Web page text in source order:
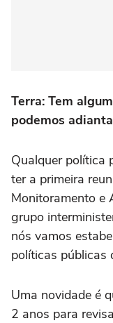
Terra: Tem
podemos
Qualquer política
ter a primeira
Monitoramento e
grupo
nós vamos
políticas públicas
Uma novidade é
2 anos para